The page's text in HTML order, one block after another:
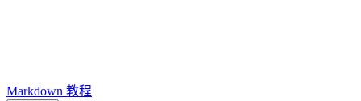
Markdown 教程